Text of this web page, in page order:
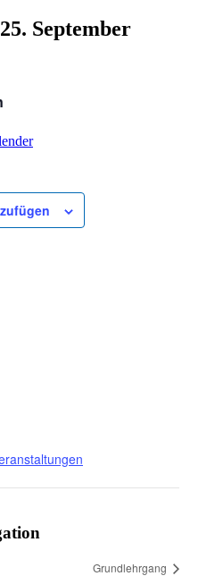
25. September
Grundlehrgang